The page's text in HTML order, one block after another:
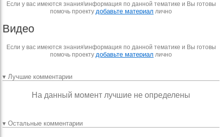
Если у вас имеются знания\информация по данной тематике и Вы готовы
помочь проекту добавьте материал лично
Видео
Если у вас имеются знания\информация по данной тематике и Вы готовы
помочь проекту добавьте материал лично
▾ Лучшие комментарии
На данный момент лучшие не определены
▾ Остальные комментарии